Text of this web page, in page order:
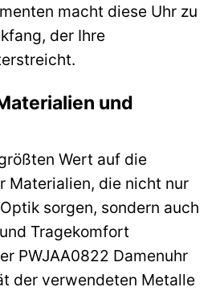
macht diese Uhr zu
der Ihre
und
Wert auf die
Materialien, die nicht nur
sorgen, sondern auch
Tragekomfort
PWJAA0822 Damenuhr
der verwendeten Metalle